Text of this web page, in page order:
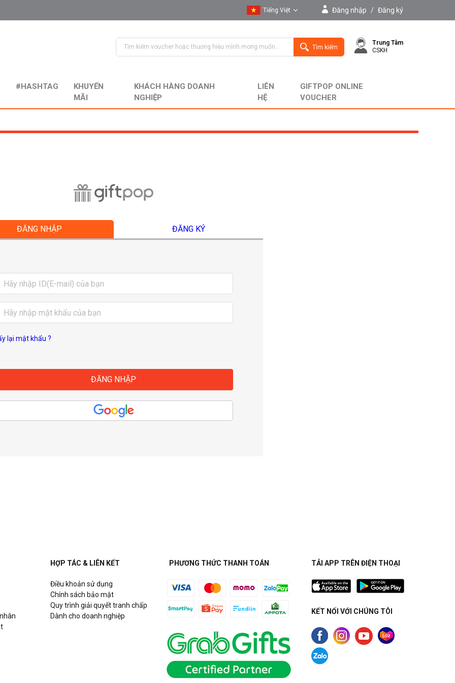
Tiếng Việt
English
Đăng nhập / Đăng ký
Tìm kiếm
Trung Tâm
CSKH
#HASHTAG
KHUYẾN
MÃI
KHÁCH HÀNG DOANH
NGHIỆP
LIÊN
HỆ
GIFTPOP ONLINE
VOUCHER
ĐĂNG NHẬP ĐĂNG KÝ
lại mật khẩu ?
HỢP TÁC & LIÊN KẾT
Điều khoản sử dụng
Chính sách bảo mật
Quy trình giải quyết tranh chấp
Dành cho doanh nghiệp
PHƯƠNG THỨC THANH TOÁN TẢI APP TRÊN ĐIỆN THOẠI
KẾT NỐI VỚI CHÚNG TÔI